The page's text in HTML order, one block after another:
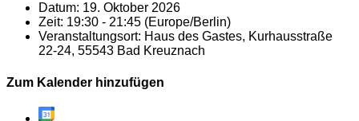
Datum: 19. Oktober 2026
Zeit: 19:30 - 21:45 (Europe/Berlin)
Veranstaltungsort: Haus des Gastes, Kurhausstraße
22-24, 55543 Bad Kreuznach
Zum Kalender hinzufügen